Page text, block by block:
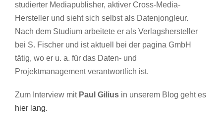
studierter Mediapublisher, aktiver Cross-Media-
Hersteller und sieht sich selbst als Datenjongleur.
Nach dem Studium arbeitete er als Verlagshersteller
bei S. Fischer und ist aktuell bei der pagina GmbH
tätig, wo er u. a. für das Daten- und
Projektmanagement verantwortlich ist.
Zum Interview mit Paul Gilius in unserem Blog geht es
hier lang.